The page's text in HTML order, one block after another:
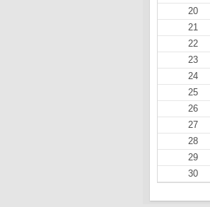
20
21
22
23
24
25
26
27
28
29
30